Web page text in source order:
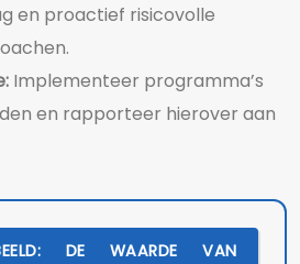
en proactief risicovolle
Implementeer programma’s
en rapporteer hierover aan
DE WAARDE VAN